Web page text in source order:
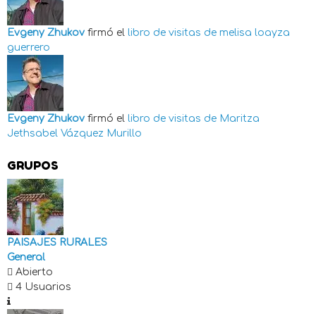
Evgeny Zhukov firmó el libro de visitas de melisa loayza
guerrero
Evgeny Zhukov firmó el libro de visitas de Maritza
Jethsabel Vázquez Murillo
GRUPOS
PAISAJES RURALES
General
Abierto
4 Usuarios